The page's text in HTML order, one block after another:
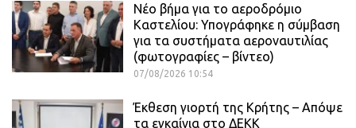
Νέο βήμα για το αεροδρόμιο
Καστελίου: Υπογράφηκε η σύμβαση
για τα συστήματα αεροναυτιλίας
(φωτογραφίες – βίντεο)
07/08/2026 10:54
Έκθεση γιορτή της Κρήτης – Απόψε
τα εγκαίνια στο ΔΕΚΚ